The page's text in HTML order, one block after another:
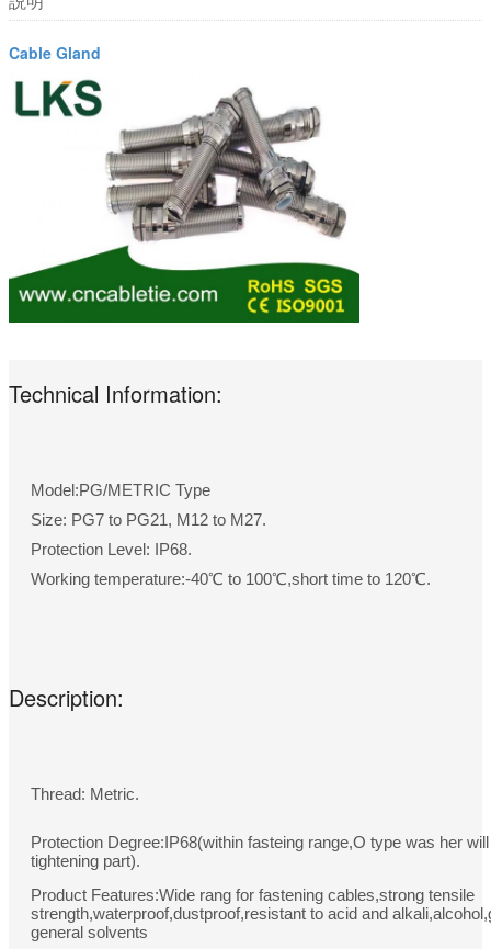
Cable Gland
Technical Information:
Model:PG/METRIC Type
Size: PG7 to PG21, M12 to M27.
Protection Level: IP68.
Working temperature:-40℃ to 100℃,short time to 120℃.
Description:
Thread: Metric.
Protection Degree:IP68(within fasteing range,O type was her
tightening part).
Product Features:Wide rang for fastening cables,strong tensile
strength,waterproof,dustproof,resistant to acid and
general solvents